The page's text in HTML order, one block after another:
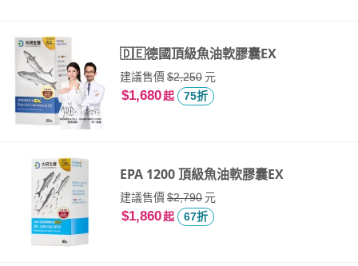
🇩🇪德國頂級魚油軟膠囊EX
建議售價$2,250元
$1,680起 75折
EPA 1200 頂級魚油軟膠囊EX
建議售價$2,790元
$1,860起 67折